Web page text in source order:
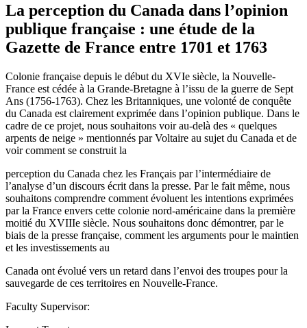
La perception du Canada dans l’opinion
publique française : une étude de la
Gazette de France entre 1701 et 1763
Colonie française depuis le début du XVIe siècle, la Nouvelle-
France est cédée à la Grande-Bretagne à l’issu de la guerre de Sept
Ans (1756-1763). Chez les Britanniques, une volonté de conquête
du Canada est clairement exprimée dans l’opinion publique. Dans le
cadre de ce projet, nous souhaitons voir au-delà des « quelques
arpents de neige » mentionnés par Voltaire au sujet du Canada et de
voir comment se construit la
perception du Canada chez les Français par l’intermédiaire de
l’analyse d’un discours écrit dans la presse. Par le fait même, nous
souhaitons comprendre comment évoluent les intentions exprimées
par la France envers cette colonie nord-américaine dans la première
moitié du XVIIIe siècle. Nous souhaitons donc démontrer, par le
biais de la presse française, comment les arguments pour le maintien
et les investissements au
Canada ont évolué vers un retard dans l’envoi des troupes pour la
sauvegarde de ces territoires en Nouvelle-France.
Faculty Supervisor: